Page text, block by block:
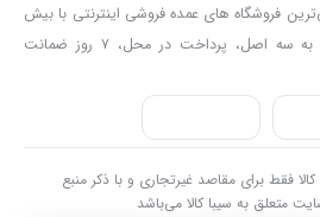
فروشگاه های عمده فروشی اینترنتی با بیش
از یک دهه تجربه، با پایبندی به سه اصل، پرداخت در محل، ۷ روز ضمانت
موفق شده تا همگام با فروشگاه‌های معتبر
ایران تبدیل شود. به محض ورود به سایت
رو می‌شوید! هر آنچه که نیاز دارید و به ذهن شما
کرد.
کالا فقط برای مقاصد غیرتجاری و با ذکر منبع
متعلق به سیبا کالا می‌باشد